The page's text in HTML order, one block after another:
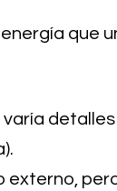
que
varía
externo,